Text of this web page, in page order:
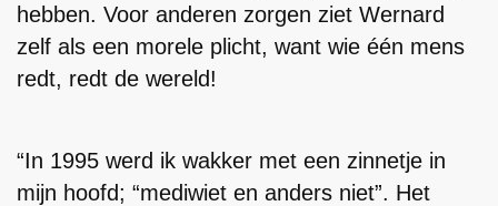
hebben. Voor anderen zorgen ziet Wernard
zelf als een morele plicht, want wie één mens
redt, redt de wereld!
“In 1995 werd ik wakker met een zinnetje in
mijn hoofd; “mediwiet en anders niet”. Het